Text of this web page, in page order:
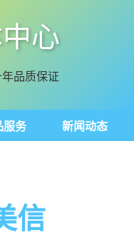
心
品质保证
服务 新闻动态
信